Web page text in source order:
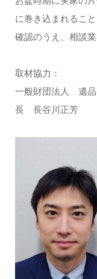
に巻き込まれるこ
確認のうえ、相談
取材協力：
一般財団法人 遺
長 長谷川正芳